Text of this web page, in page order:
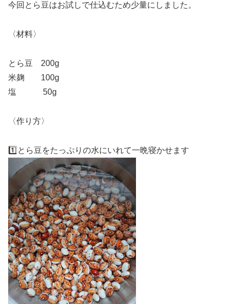
今回とら豆はお試しで仕込むため少量にしました。
〈材料〉
とら豆 200g
米麹 100g
塩 50g
〈作り方〉
1️⃣とら豆をたっぷりの水にいれて一晩寝かせます